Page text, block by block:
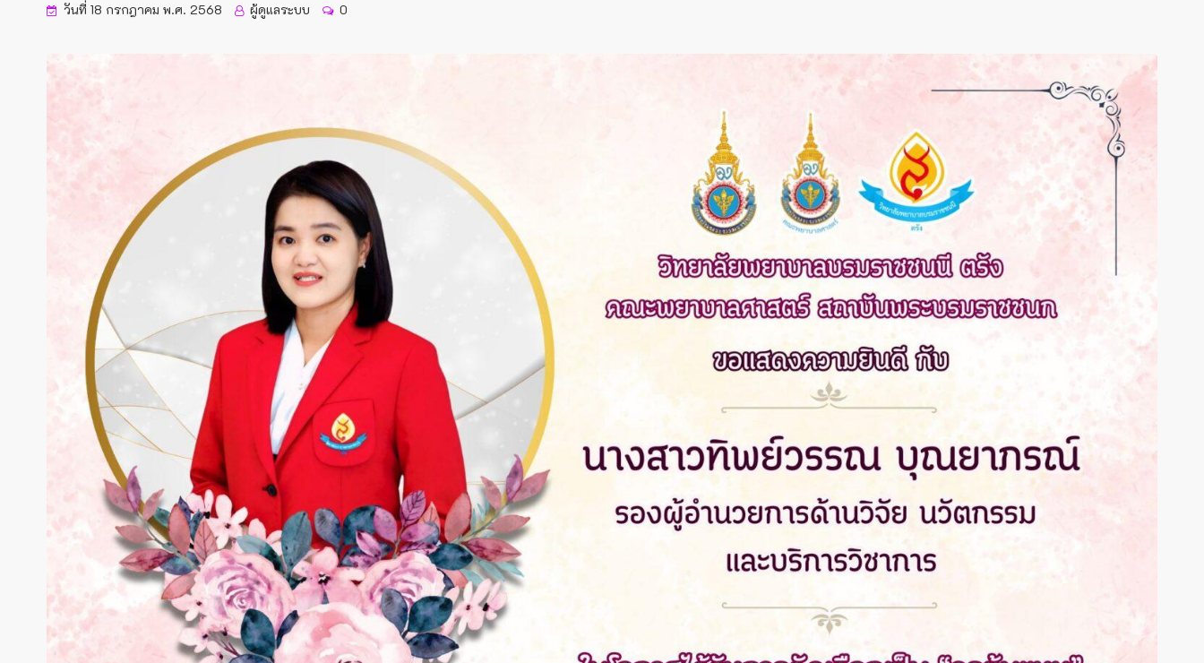
วันที่ 18 กรกฎาคม พ.ศ. 2568 ผู้ดูแลระบบ 0